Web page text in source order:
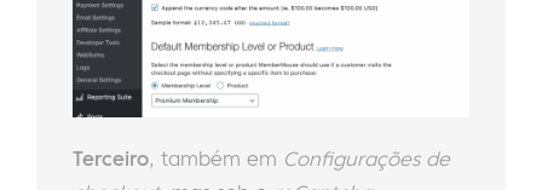
Terceiro, também em Configurações de